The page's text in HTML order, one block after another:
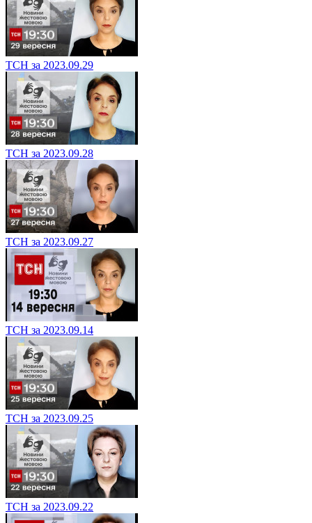
ТСН за 2023.09.29
ТСН за 2023.09.28
ТСН за 2023.09.27
ТСН за 2023.09.14
ТСН за 2023.09.25
ТСН за 2023.09.22